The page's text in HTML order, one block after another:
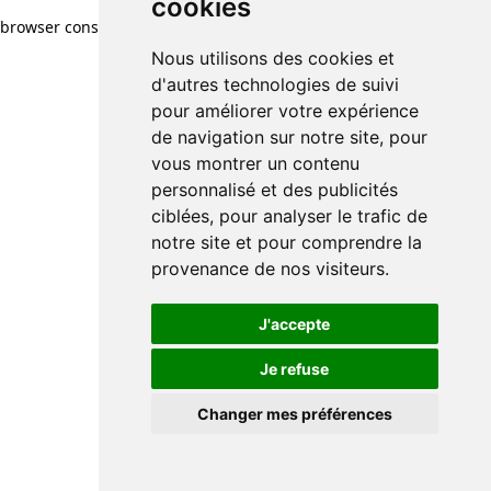
cookies
Nous utilisons des cookies et
d'autres technologies de suivi
pour améliorer votre expérience
de navigation sur notre site, pour
vous montrer un contenu
personnalisé et des publicités
ciblées, pour analyser le trafic de
notre site et pour comprendre la
provenance de nos visiteurs.
J'accepte
Je refuse
Changer mes préférences
browser console for more information)